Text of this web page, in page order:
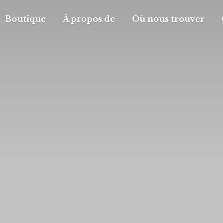
Boutique À propos de Où nous trouver